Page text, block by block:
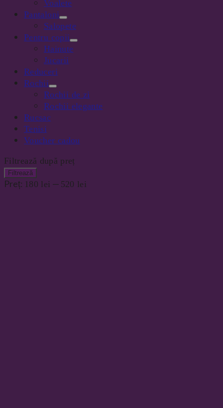
Voalete
Pantaloni
Salopete
Pentru copii
Hainute
Jucarii
Reduceri
Rochii
Rochii de zi
Rochii elegante
Rucsac
Tenisi
Voucher cadou
Filtrează după preț
Preț
minim
Preț
maxim
Filtrează
Preț: 180 lei — 520 lei